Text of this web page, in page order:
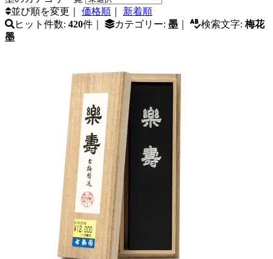
並び順を変更｜ 価格順
新着順
ヒット件数: 420件｜ カテゴリー: 墨 検索文字: 梅花
墨